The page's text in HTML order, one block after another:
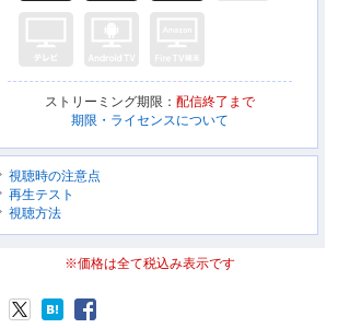
ストリーミング期限： 配信終了まで
期限・ライセンスについて
視聴時の注意点
再生テスト
視聴方法
※価格は全て税込み表示です